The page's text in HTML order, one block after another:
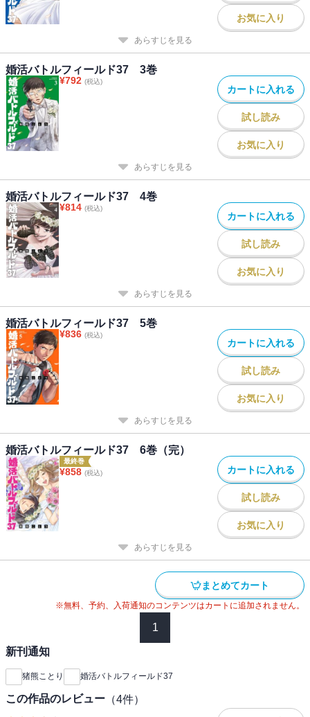
お気に入り
あらすじを見る
婚活バトルフィールド37 3巻
¥792 (税込)
カートに入れる
試し読み
お気に入り
あらすじを見る
婚活バトルフィールド37 4巻
¥814 (税込)
カートに入れる
試し読み
お気に入り
あらすじを見る
婚活バトルフィールド37 5巻
¥836 (税込)
カートに入れる
試し読み
お気に入り
あらすじを見る
婚活バトルフィールド37 6巻（完）
最終巻
¥858 (税込) カートに入れる
試し読み
お気に入り
あらすじを見る
まとめてカート
※無料、予約、入荷通知のコンテンツはカートに追加されません。
1
新刊通知
猪熊ことり 婚活バトルフィールド37
この作品のレビュー （4件）